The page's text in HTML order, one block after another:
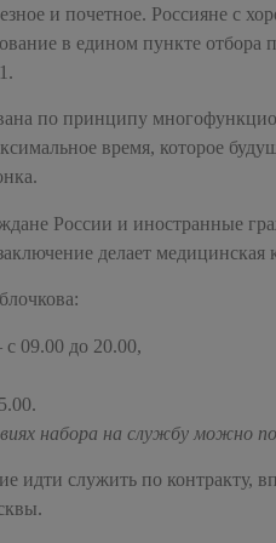
и почетное. Россияне с
в едином пункте отбора
по принципу
время, которое
России и иностранные
делает медицинская
09.00 до 20.00,
набора на службу можно
идти служить по контракту,